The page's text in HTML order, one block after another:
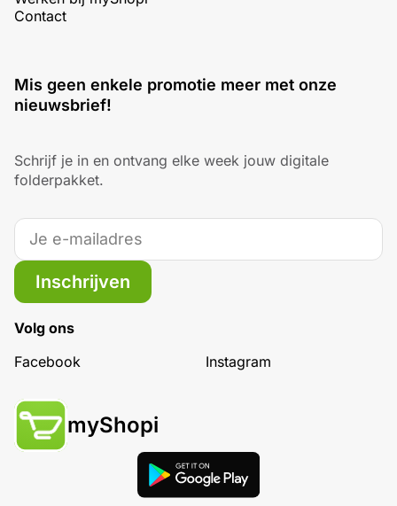
Contact
Mis geen enkele promotie meer met onze
nieuwsbrief!
Schrijf je in en ontvang elke week jouw digitale
folderpakket.
Inschrijven
Volg ons
Facebook
Instagram
myShopi